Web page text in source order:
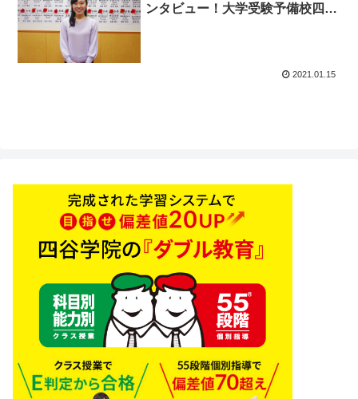
ンタビュー！大学受験予備校四谷
2021.01.15